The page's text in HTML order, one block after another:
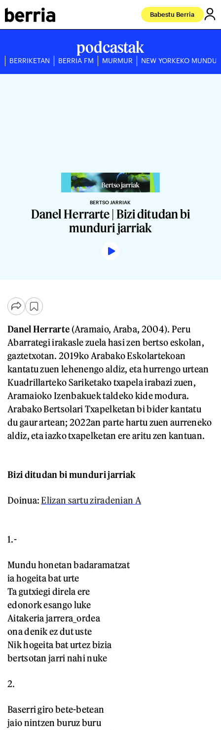
Babestu Berria
podcastak
BERRIKETAN BERRIA FM MURMUR NEW YORKEKO
BERTSO JARRIAK
Danel Herrarte | Bizi ditudan bi
munduri jarriak
Danel Herrarte (Aramaio, Araba, 2004). Peru
Abarrategi irakasle zuela hasi zen bertso eskolan,
gaztetxotan. 2019ko Arabako Eskolartekoan
kantatu zuen lehenengo aldiz, eta hurrengo urtean
Kuadrillarteko Sariketako txapela irabazi zuen,
Aramaioko Izenbakuek taldeko kide modura.
Arabako Bertsolari Txapelketan bi bider kantatu
du gaur artean; 2022an parte hartu zuen aurreneko
aldiz, eta iazko txapelketan ere aritu zen kantuan.
Bizi ditudan bi munduri jarriak
Doinua:Elizan sartu ziradenian A
1.-
Mundu honetan badaramatzat
ia hogeita bat urte
Ta gutxiegi direla ere
edonork esango luke
Aitakeria jarrera_ordea
ona denik ez dut uste
Nik hogeita bat urtez bizia
bertsotan jarri nahi nuke
2.
Baserri giro bete-betean
jaio nintzen buruz buru